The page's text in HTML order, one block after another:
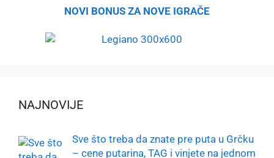
NOVI BONUS ZA NOVE IGRAČE
NAJNOVIJE
Sve što treba da znate pre puta u Grčku
– cene putarina, TAG i vinjete na jednom